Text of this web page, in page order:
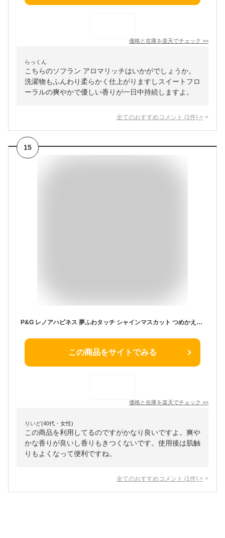
価格と在庫を楽天でチェック >>
らっくん
こちらのソフラン アロマリッチはいかがでしょうか。
洗濯物もふんわり柔らかく仕上がりますしスイートフロ
ーラルの爽やかで優しい香りが一日中持続しますよ。
全てのおすすめコメント (1 件) >
15
P&G レノアハピネス 夢ふわタッチ シャインマスカット つめかえ用 370ml 柔軟剤
この商品をサイトでみる
価格と在庫を楽天でチェック >>
りいど(40代・女性)
この商品を利用してるのですがかなり良いですよ。爽や
かな香りが良いし香りもきつくないです。使用後は肌触
りもよくなって便利ですね。
全てのおすすめコメント (1 件) >